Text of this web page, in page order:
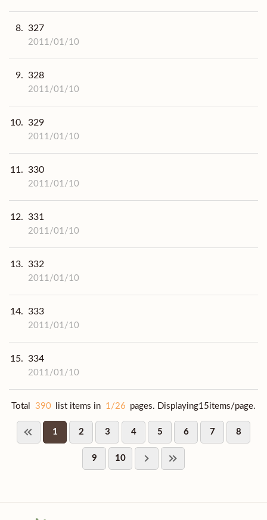
8. 327
2011/01/10
9. 328
2011/01/10
10. 329
2011/01/10
11. 330
2011/01/10
12. 331
2011/01/10
13. 332
2011/01/10
14. 333
2011/01/10
15. 334
2011/01/10
Total 390 list items in 1/26 pages. Displaying15items/page.
1 2 3 4 5 6 7 8
9 10